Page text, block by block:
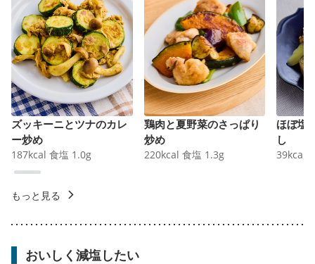
ズッキーニとツナのカレ
ー炒め
187kcal 食塩 1.0g
鶏肉と夏野菜のさっぱり
炒め
220kcal 食塩 1.3g
ほぼ塩
し
39kcal
もっと見る
おいしく減塩したい